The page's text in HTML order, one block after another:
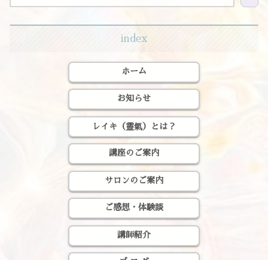
index
ホーム
お知らせ
レイキ（靈氣）とは？
講座のご案内
サロンのご案内
ご感想・体験談
講師紹介